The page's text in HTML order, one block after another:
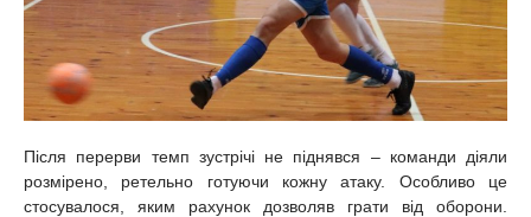
Після перерви темп зустрічі не піднявся – команди діяли
розмірено, ретельно готуючи кожну атаку. Особливо це
стосувалося, яким рахунок дозволяв грати від оборони.